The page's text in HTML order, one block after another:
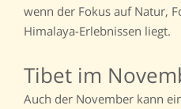
wenn der Fokus auf Natur,
Himalaya-Erlebnissen liegt.
Tibet im
Auch der November kann